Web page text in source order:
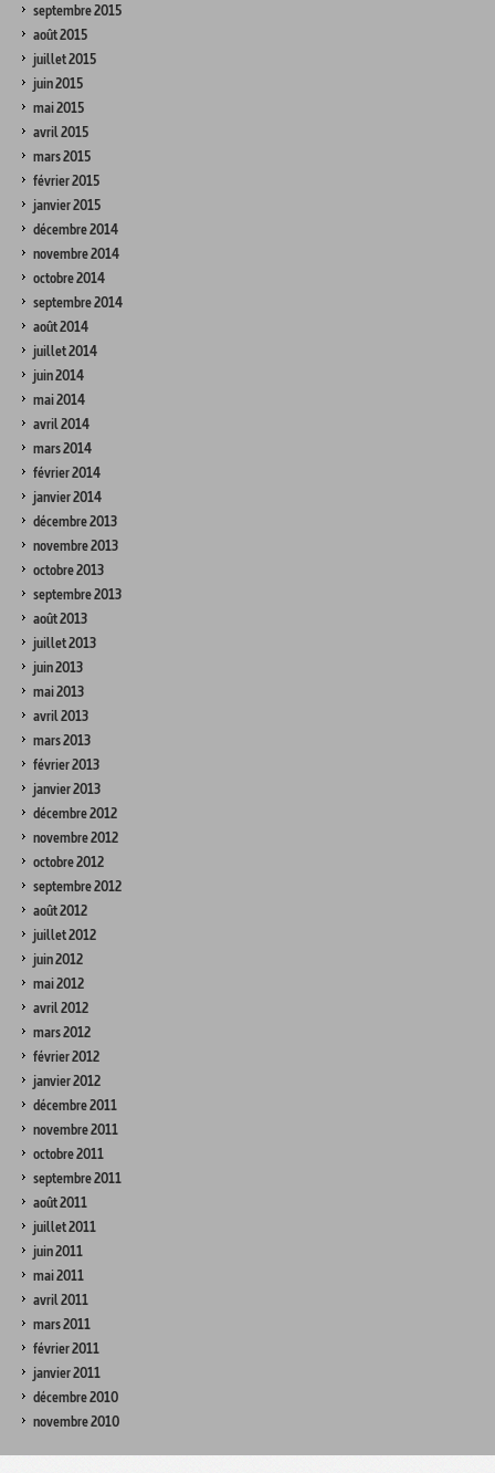
septembre 2015
août 2015
juillet 2015
juin 2015
mai 2015
avril 2015
mars 2015
février 2015
janvier 2015
décembre 2014
novembre 2014
octobre 2014
septembre 2014
août 2014
juillet 2014
juin 2014
mai 2014
avril 2014
mars 2014
février 2014
janvier 2014
décembre 2013
novembre 2013
octobre 2013
septembre 2013
août 2013
juillet 2013
juin 2013
mai 2013
avril 2013
mars 2013
février 2013
janvier 2013
décembre 2012
novembre 2012
octobre 2012
septembre 2012
août 2012
juillet 2012
juin 2012
mai 2012
avril 2012
mars 2012
février 2012
janvier 2012
décembre 2011
novembre 2011
octobre 2011
septembre 2011
août 2011
juillet 2011
juin 2011
mai 2011
avril 2011
mars 2011
février 2011
janvier 2011
décembre 2010
novembre 2010